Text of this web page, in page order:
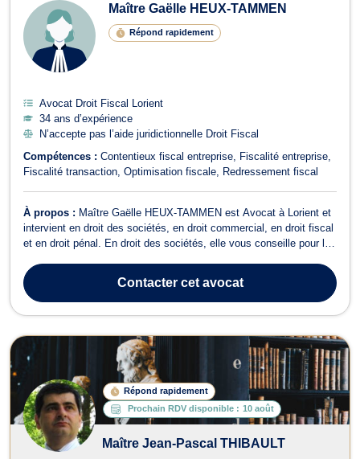
Maître Gaëlle HEUX-TAMMEN
Répond rapidement
Avocat Droit Fiscal Lorient
34 ans d’expérience
N’accepte pas l’aide juridictionnelle Droit Fiscal
Compétences : Contentieux fiscal entreprise
Fiscalité entreprise
Fiscalité transaction Optimisation fiscale Redressement fiscal
À propos : Maître Gaëlle HEUX-TAMMEN est Avocat à Lorient et
intervient en droit des sociétés, en droit commercial, en droit fiscal
et en droit pénal. En droit des sociétés, elle vous conseille pour la
ou encore la rédaction de statuts. De plus Maître HEUX-
TAMMEN...
Contactercet avocat
Répond rapidement
Prochain RDV disponible : 10 août
Maître Jean-Pascal THIBAULT